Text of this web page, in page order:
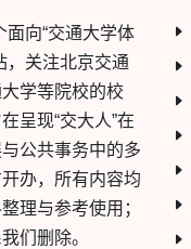
向“交通大学体
，关注北京交通
学等院校的校
呈现“交大人”在
公共事务中的多
办，所有内容均
理与参考使用；
们删除。